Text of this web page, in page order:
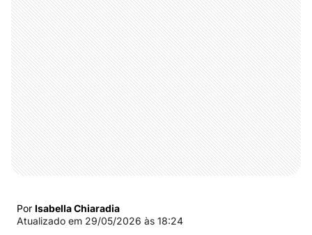
Por Isabella Chiaradia
Atualizado em 29/05/2026 às 18:24